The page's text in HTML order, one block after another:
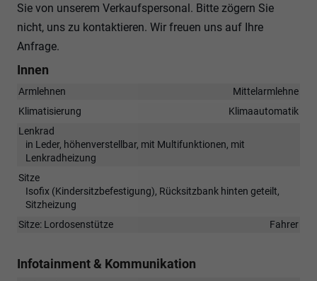
Sie von unserem Verkaufspersonal. Bitte zögern Sie
nicht, uns zu kontaktieren. Wir freuen uns auf Ihre
Anfrage.
Innen
Armlehnen
Mittelarmlehne
Klimatisierung
Klimaautomatik
Lenkrad
in Leder, höhenverstellbar, mit Multifunktionen, mit
Lenkradheizung
Sitze
Isofix (Kindersitzbefestigung), Rücksitzbank hinten geteilt,
Sitzheizung
Sitze: Lordosenstütze
Fahrer
Infotainment & Kommunikation